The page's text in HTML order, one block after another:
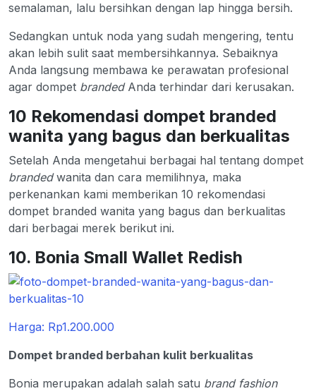
semalaman, lalu bersihkan dengan lap hingga bersih.
Sedangkan untuk noda yang sudah mengering, tentu
akan lebih sulit saat membersihkannya. Sebaiknya
Anda langsung membawa ke perawatan profesional
agar dompet brandedAnda terhindar dari kerusakan.
10 Rekomendasi dompet branded
wanita yang bagus dan berkualitas
Setelah Anda mengetahui berbagai hal tentang dompet
brandedwanita dan cara memilihnya, maka
perkenankan kami memberikan 10 rekomendasi
dompet branded wanita yang bagus dan berkualitas
dari berbagai merek berikut ini.
10. Bonia Small Wallet Redish
Harga: Rp1.200.000
Dompet branded berbahan kulit berkualitas
Bonia merupakan adalah salah satu brand fashion